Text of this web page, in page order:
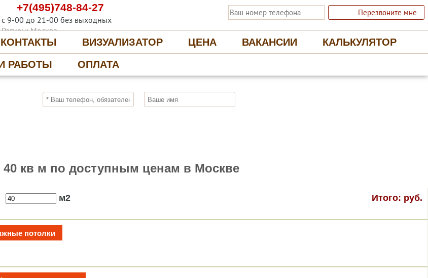
+7(495)748-84-27
с 9-00 до 21-00 без выходных
Регион: Москва
Перезвоните мне
КОНТАКТЫ ВИЗУАЛИЗАТОР ЦЕНА ВАКАНСИИ
КАЛЬКУЛЯТОР
РАБОТЫ ОПЛАТА
ПОЛУЧИ СКИДКУ10%СЕЙЧАС, ЗАКАЖИ ЭКОЛОГИЧНЫЕ НАТЯЖНЫЕ ПОТОЛКИ
40 кв м по доступным ценам в Москве
м2 Итого: руб.
потолки